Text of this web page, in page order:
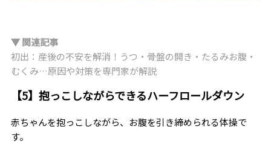
▼ 関連記事
初出：産後の不安を解消！うつ・骨盤の開き・たるみお腹・
むくみ…原因や対策を専門家が解説
【5】抱っこしながらできるハーフロールダウン
赤ちゃんを抱っこしながら、お腹を引き締められる体操で
す。